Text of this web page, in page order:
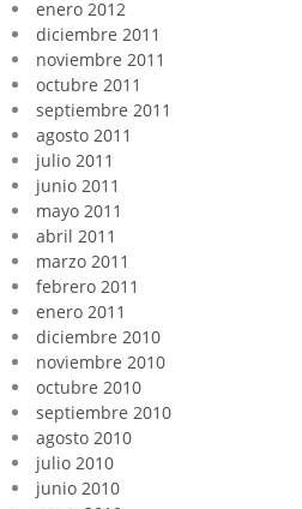
enero 2012
diciembre 2011
noviembre 2011
octubre 2011
septiembre 2011
agosto 2011
julio 2011
junio 2011
mayo 2011
abril 2011
marzo 2011
febrero 2011
enero 2011
diciembre 2010
noviembre 2010
octubre 2010
septiembre 2010
agosto 2010
julio 2010
junio 2010